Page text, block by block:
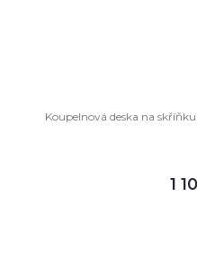
Koupelnová deska na
1